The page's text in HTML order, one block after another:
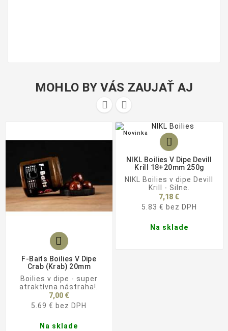
MOHLO BY VÁS ZAUJAŤ AJ
 

F-Baits Boilies V Dipe
Crab (Krab) 20mm
Boilies v dipe - super
atraktívna nástraha!.
7,00 €
5.69 € bez DPH
Na sklade
Novinka

NIKL Boilies V Dipe Devill
Krill 18+20mm 250g
NIKL Boilies v dipe Devill
Krill - Silne.
7,18 €
5.83 € bez DPH
Na sklade